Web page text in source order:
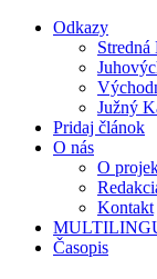
Odkazy
Stredná
Južný
Pridaj článok
O nás
O
Kontakt
Časopis